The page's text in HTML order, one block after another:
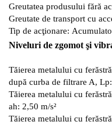
Greutatea produsului fără
Greutate de transport cu
Tip de acţionare:
Niveluri de zgomot şi
Tăierea metalului cu
după curba de filtrare A,
Tăierea metalului cu
ah: 2,50 m/s²
Tăierea metalului cu